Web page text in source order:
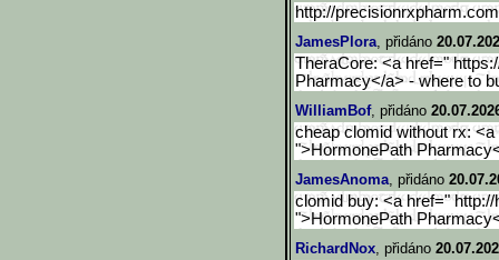
http://
JamesPlora, přidáno
TheraCore: <a href="
Pharmacy</a> - where to
WilliamBof, přidáno
cheap clomid without rx:
">HormonePath
JamesAnoma, přidáno
clomid buy: <a href="
">HormonePath
RichardNox, přidáno